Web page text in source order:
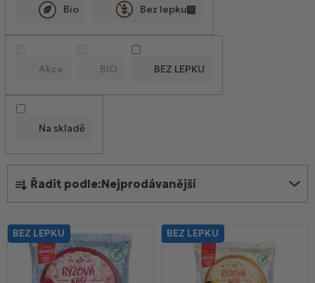
a
z
e
n
Řadit podle:Nejprodávanější
Na skladě
Akce BIO BEZ LEPKU
Bio Bez lepku
i
o
d
k
ů
BEZ LEPKU BEZ LEPKU